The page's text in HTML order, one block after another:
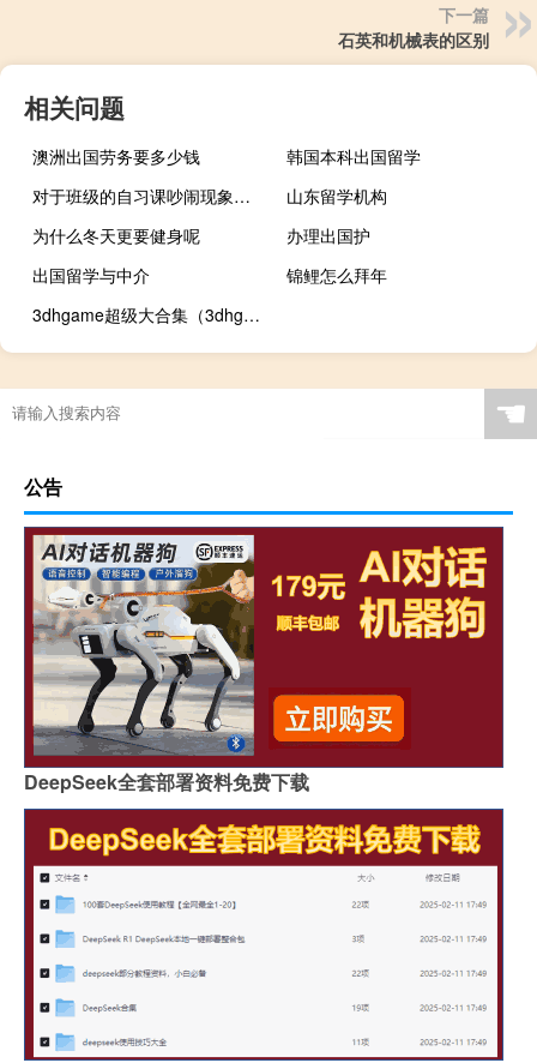
下一篇
石英和机械表的区别
相关问题
澳洲出国劳务要多少钱
韩国本科出国留学
对于班级的自习课吵闹现象，班主任应该怎么处理
山东留学机构
为什么冬天更要健身呢
办理出国护
出国留学与中介
锦鲤怎么拜年
3dhgame超级大合集（3dhgame大合集）
☚
公告
DeepSeek全套部署资料免费下载